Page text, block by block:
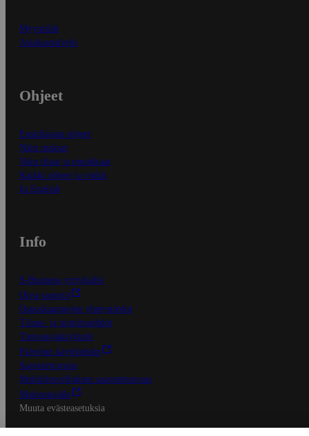
Myymälät
Asiakaspalvelu
Ohjeet
Ensitilaajan ohjeet
Näin maksat
Näin tilaat ja muokkaat
Kaikki ohjeet ja vinkit
In English
Info
S-Business yrityksille
Oiva-raportit
Osuuskauppojen yhteystiedot
Tilaus- ja toimitusehdot
Tietosuojakäytäntö
Palvelun käyttöehdot
Saavutettavuus
Mobiilisovelluksen saavutettavuus
Mainostajalle
Muuta evästeasetuksia